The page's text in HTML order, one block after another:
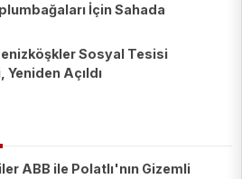
İçin Sahada
Sosyal Tesisi
Yeniden Açıldı
ABB ile Polatlı'nın Gizemli